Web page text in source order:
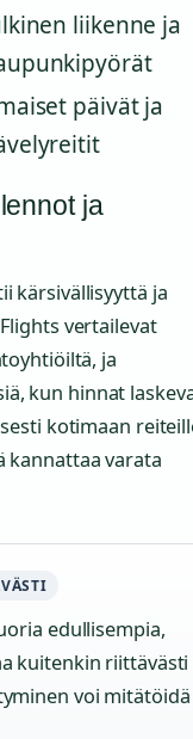
liikenne ja
päivät ja
ja
kärsivällisyyttä ja
vertailevat
ja
kun hinnat
kotimaan
kannattaa varata
edullisempia,
kuitenkin riittävästi
voi mitätöidä